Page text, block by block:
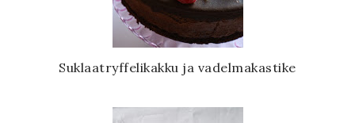
Suklaatryffelikakku ja vadelmakastike